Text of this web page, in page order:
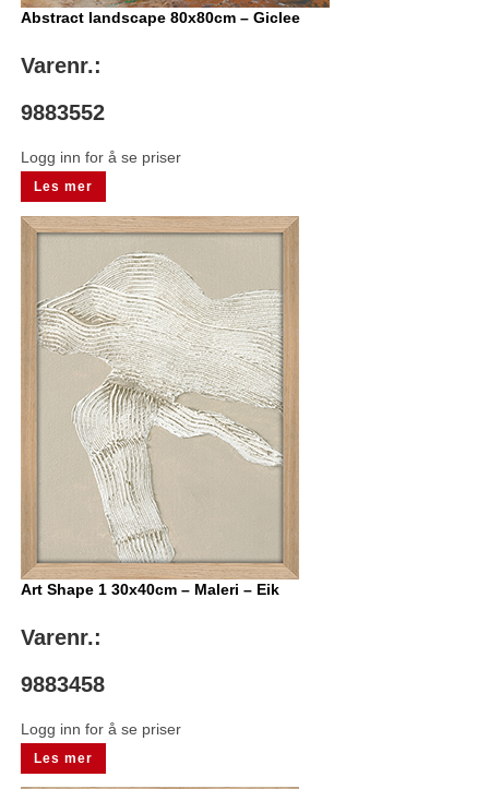
Abstract landscape 80x80cm – Giclee
Varenr.:
9883552
Logg inn for å se priser
Les mer
Art Shape 1 30x40cm – Maleri – Eik
Varenr.:
9883458
Logg inn for å se priser
Les mer